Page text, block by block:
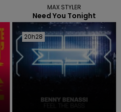
MAX STYLER
Need You Tonight
20h28
20h28